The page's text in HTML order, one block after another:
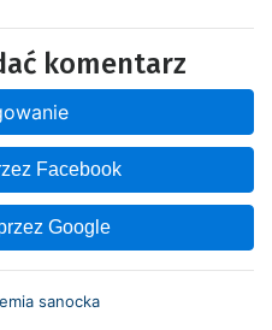
komentarz
Facebook
Google
sanocka